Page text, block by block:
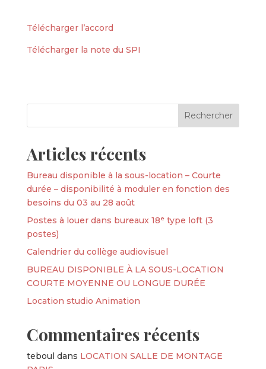
Télécharger l’accord
Télécharger la note du SPI
Articles récents
Bureau disponible à la sous-location – Courte
durée – disponibilité à moduler en fonction des
besoins du 03 au 28 août
Postes à louer dans bureaux 18ᵉ type loft (3
postes)
Calendrier du collège audiovisuel
BUREAU DISPONIBLE À LA SOUS-LOCATION
COURTE MOYENNE OU LONGUE DURÉE
Location studio Animation
Commentaires récents
teboul dans LOCATION SALLE DE MONTAGE